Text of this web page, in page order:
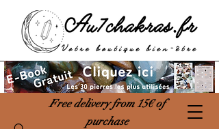
Free delivery from 15€ of
purchase